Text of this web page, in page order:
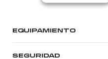
EQUIPAMIENTO
SEGURIDAD